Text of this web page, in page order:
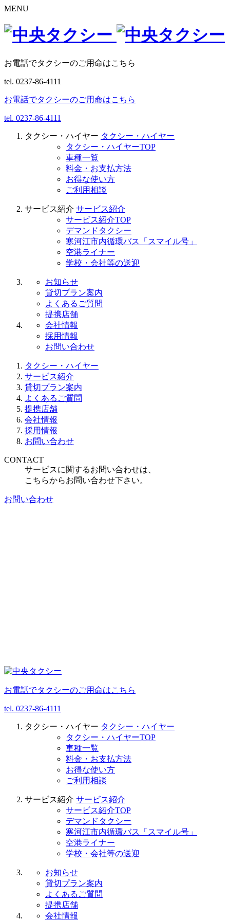
MENU
お電話でタクシーのご用命はこちら
tel. 0237-86-4111
お電話でタクシーのご用命はこちら
tel. 0237-86-4111
タクシー・ハイヤー タクシー・ハイヤー
タクシー・ハイヤーTOP
車種一覧
料金・お支払方法
お得な使い方
ご利用相談
サービス紹介 サービス紹介
サービス紹介TOP
デマンドタクシー
寒河江市内循環バス「スマイル号」
空港ライナー
学校・会社等の送迎
お知らせ
貸切プラン案内
よくあるご質問
提携店舗
会社情報
採用情報
お問い合わせ
タクシー・ハイヤー
サービス紹介
貸切プラン案内
よくあるご質問
提携店舗
会社情報
採用情報
お問い合わせ
CONTACT
サービスに関するお問い合わせは、
こちらからお問い合わせ下さい。
お問い合わせ
お電話でタクシーのご用命はこちら
tel. 0237-86-4111
タクシー・ハイヤー タクシー・ハイヤー
タクシー・ハイヤーTOP
車種一覧
料金・お支払方法
お得な使い方
ご利用相談
サービス紹介 サービス紹介
サービス紹介TOP
デマンドタクシー
寒河江市内循環バス「スマイル号」
空港ライナー
学校・会社等の送迎
お知らせ
貸切プラン案内
よくあるご質問
提携店舗
会社情報